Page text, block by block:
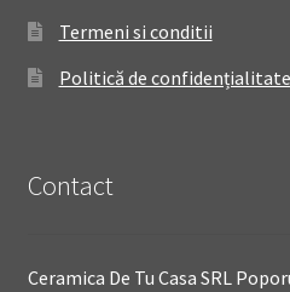
Termeni si conditii
Politică de confidențialitate
Contact
Ceramica De Tu Casa SRL